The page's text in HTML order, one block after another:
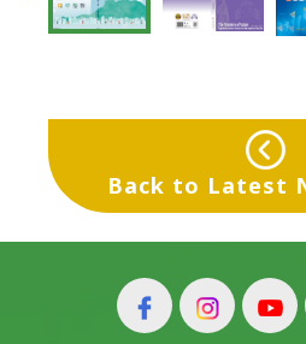
Back to Latest